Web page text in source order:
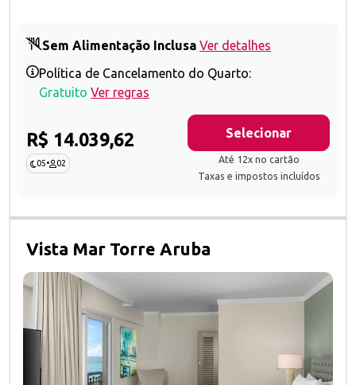
Sem Alimentação Inclusa Ver detalhes
Política de Cancelamento do Quarto:
Gratuito Ver regras
R$ 14.039,62
05• 02
Selecionar
Até 12x no cartão
Taxas e impostos incluídos
Vista Mar Torre Aruba